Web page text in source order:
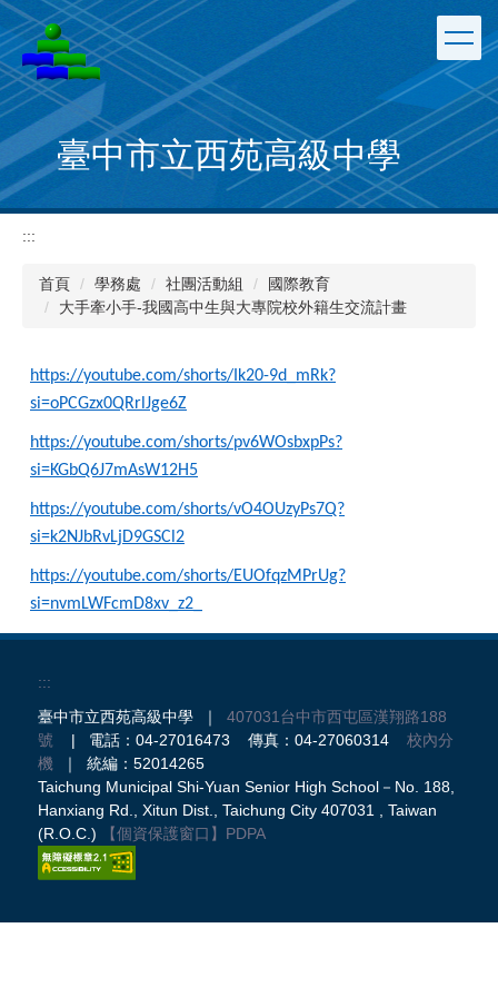
跳
到
主
要
內
容
區
臺中市立西苑高級中學
:::
首頁 學務處 社團活動組
國際教育
大手牽小手-我國高中生與大專院校外籍生交流計畫
https://youtube.com/shorts/Ik20-9d_mRk?
si=oPCGzx0QRrlJge6Z
https://youtube.com/shorts/pv6WOsbxpPs?
si=KGbQ6J7mAsW12H5
https://youtube.com/shorts/vO4OUzyPs7Q?
si=k2NJbRvLjD9GSCl2
https://youtube.com/shorts/EUOfqzMPrUg?
si=nvmLWFcmD8xv_z2_
:::
臺中市立西苑高級中學 ｜ 407031台中市西屯區漢翔路188
號 | 電話：04-27016473 傳真：04-27060314 校內分
機 ｜ 統編：52014265
Taichung Municipal Shi-Yuan Senior High School－No. 188,
Hanxiang Rd., Xitun Dist., Taichung City 407031 , Taiwan
(R.O.C.)
【個資保護窗口】 PDPA